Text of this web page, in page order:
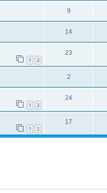
9
14
1 2
23
2
1 2
24
1 2
17